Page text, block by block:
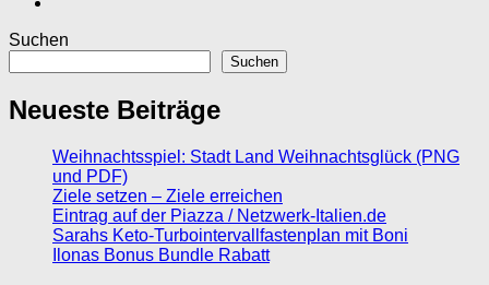
Suchen
Suchen
Neueste Beiträge
Weihnachtsspiel: Stadt Land Weihnachtsglück (PNG
und PDF)
Ziele setzen – Ziele erreichen
Eintrag auf der Piazza / Netzwerk-Italien.de
Sarahs Keto-Turbointervallfastenplan mit Boni
Ilonas Bonus Bundle Rabatt